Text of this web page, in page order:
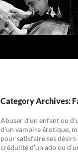
Category Archives:
Abuser d’un enfant ou
d’un vampire érotique,
pour satisfaire ses désirs
crédulité d’un ado ou